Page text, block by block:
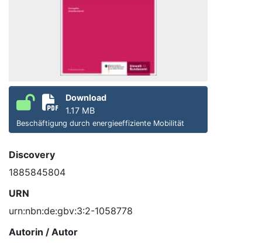
Download
1.17 MB
Beschäftigung durch energieeffiziente Mobilität
Discovery
1885845804
URN
urn:nbn:de:gbv:3:2-1058778
Autorin / Autor